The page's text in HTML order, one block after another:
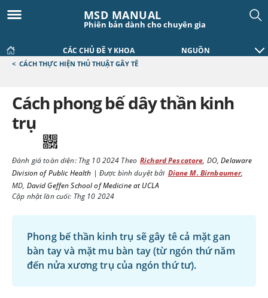
MSD MANUAL
Phiên bản dành cho chuyên gia
CÁC CHỦ ĐỀ Y KHOA NGUỒN
< CÁCH THỰC HIỆN THỦ THUẬT GÂY TÊ
Cách phong bế dây thần kinh
trụ
Đánh giá toàn diện:Thg 10 2024 Theo Richard Pescatore, DO,Delaware
Division of Public Health | Được bình duyệt bởi Diane M. Birnbaumer,
MD, David Geffen School of Medicine at UCLA
Cập nhật lần cuối: Thg 10 2024
Phong bế thần kinh trụ sẽ gây tê cả mặt gan
bàn tay và mặt mu bàn tay (từ ngón thứ năm
đến nửa xương trụ của ngón thứ tư).